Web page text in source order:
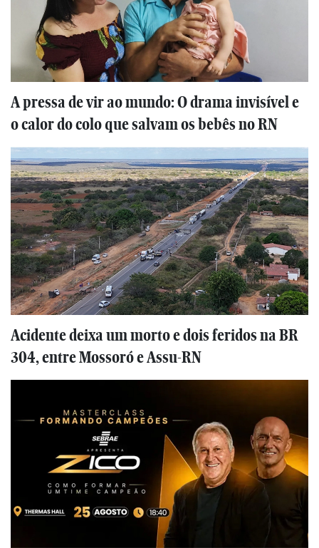
A pressa de vir ao mundo: O drama invisível e
o calor do colo que salvam os bebês no RN
Acidente deixa um morto e dois feridos na BR
304, entre Mossoró e Assu-RN